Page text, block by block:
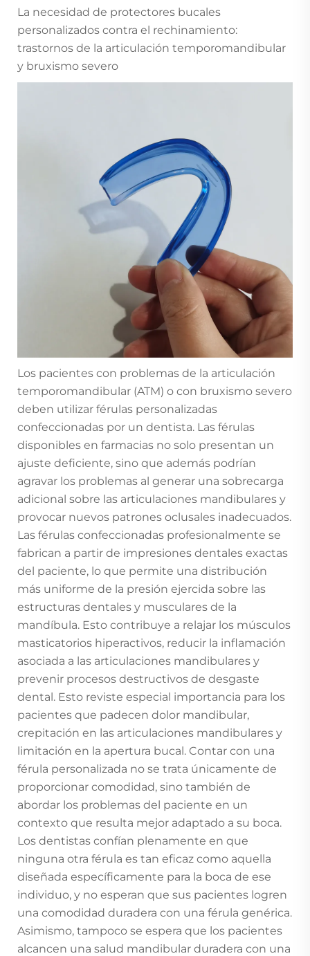
La necesidad de protectores bucales
personalizados contra el rechinamiento:
trastornos de la articulación temporomandibular
y bruxismo severo
Los pacientes con problemas de la articulación
temporomandibular (ATM) o con bruxismo severo
deben utilizar férulas personalizadas
confeccionadas por un dentista. Las férulas
disponibles en farmacias no solo presentan un
ajuste deficiente, sino que además podrían
agravar los problemas al generar una sobrecarga
adicional sobre las articulaciones mandibulares y
provocar nuevos patrones oclusales inadecuados.
Las férulas confeccionadas profesionalmente se
fabrican a partir de impresiones dentales exactas
del paciente, lo que permite una distribución
más uniforme de la presión ejercida sobre las
estructuras dentales y musculares de la
mandíbula. Esto contribuye a relajar los músculos
masticatorios hiperactivos, reducir la inflamación
asociada a las articulaciones mandibulares y
prevenir procesos destructivos de desgaste
dental. Esto reviste especial importancia para los
pacientes que padecen dolor mandibular,
crepitación en las articulaciones mandibulares y
limitación en la apertura bucal. Contar con una
férula personalizada no se trata únicamente de
proporcionar comodidad, sino también de
abordar los problemas del paciente en un
contexto que resulta mejor adaptado a su boca.
Los dentistas confían plenamente en que
ninguna otra férula es tan eficaz como aquella
diseñada específicamente para la boca de ese
individuo, y no esperan que sus pacientes logren
una comodidad duradera con una férula genérica.
Asimismo, tampoco se espera que los pacientes
alcancen una salud mandibular duradera con una